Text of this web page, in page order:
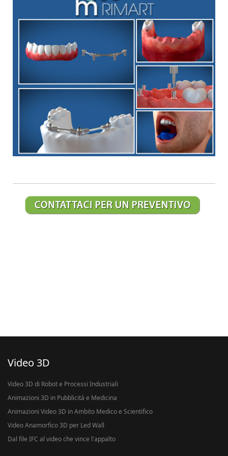
Video 3D
Video 3D di Robot e Processi Industriali
Animazioni 3D in Pubblicità e Medicina
Animazioni Video 3D in Ambito Medico e Scientifico
Video Anamorfico 3D per Led Wall
Dal file IFC al video che vince l'appalto